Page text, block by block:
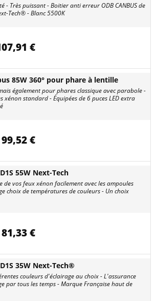
- Très puissant - Boitier anti erreur ODB CANBUS de
Tech® - Blanc 5500K
€
85W 360° pour phare à lentille
également pour phares classique avec parabole -
xénon standard - Équipées de 6 puces LED extra
99,52 €
55W Next-Tech
de vos feux xénon facilement avec les ampoules
choix de températures de couleurs - Un choix
81,33 €
35W Next-Tech®
couleurs d'éclairage au choix - L'assurance
par tous les temps - Marque Française haut de